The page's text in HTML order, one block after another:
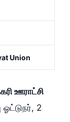
Union
ஊராட்சி
ஓட்டுநர், 2